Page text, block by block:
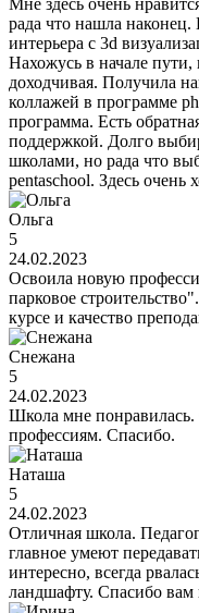
Мне здесь очень
рада что нашла
интерьера с 3d
Нахожусь в начале
доходчивая. Получила
коллажей в программе
программа. Есть
поддержкой. Долго
школами, но рада что
pentaschool. Здесь очень
Ольга
5
24.02.2023
Освоила новую
парковое
курсе и качество
Снежана
5
24.02.2023
Школа мне понравилась.
профессиям. Спасибо.
Наташа
5
24.02.2023
Отличная школа.
главное умеют
интересно, всегда
ландшафту. Спасибо вам